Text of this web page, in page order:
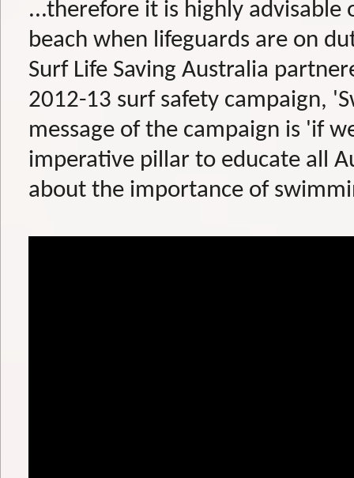
...therefore it is highly
beach when lifeguards are on
Surf Life Saving Australia
2012-13 surf safety campaign,
message of the campaign is 'if
imperative pillar to educate all
about the importance of